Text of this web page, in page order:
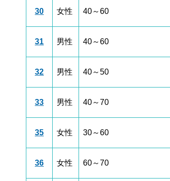
30 女性 40～60
31 男性 40～60
32 男性 40～50
33 男性 40～70
35 女性 30～60
36 女性 60～70